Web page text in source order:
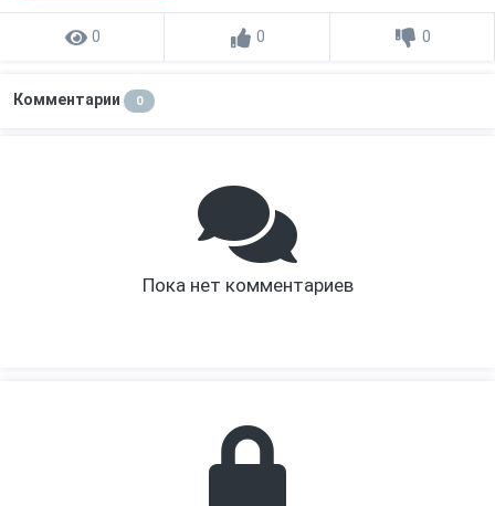
0 0 0
Комментарии 0
Пока нет комментариев